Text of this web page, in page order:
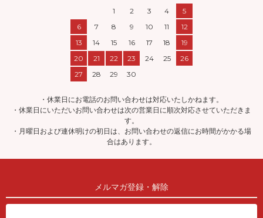
1
2 3 4
5
6
7 8 9 10 11
12
13
14 15 16 17 18
19
20
21 22 23 24 25
26
27
28 29 30
・休業日にお電話のお問い合わせは対応いたしかねます。
・休業日にいただいお問い合わせは次の営業日に順次対応させていただきま
す。
・月曜日および連休明けの初日は、お問い合わせの返信にお時間がかかる場
合はあります。
メルマガ登録・解除